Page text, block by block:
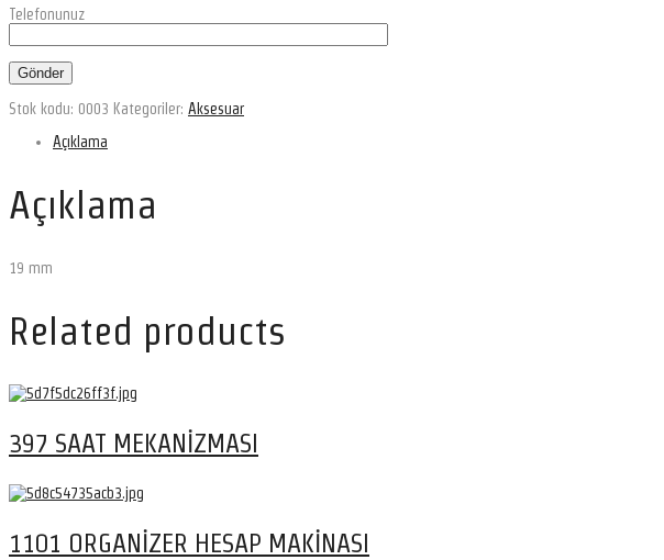
Telefonunuz
Stok kodu: 0003 Kategoriler: Aksesuar
Açıklama
Açıklama
19 mm
Related products
397 SAAT MEKANİZMASI
1101 ORGANİZER HESAP MAKİNASI